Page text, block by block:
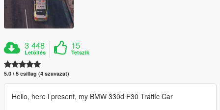
3 448
Letöltés
15
Tetszik
5.0 / 5 csillag (4 szavazat)
Hello, here i present, my BMW 330d F30 Traffic Car